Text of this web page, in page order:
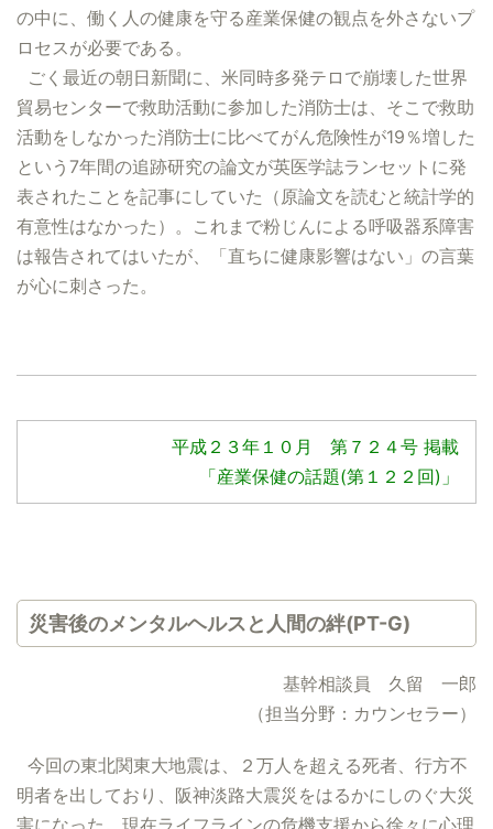
の中に、働く人の健康を守る産業保健の観点を外さないプ
ロセスが必要である。
ごく最近の朝日新聞に、米同時多発テロで崩壊した世界
貿易センターで救助活動に参加した消防士は、そこで救助
活動をしなかった消防士に比べてがん危険性が19％増した
という7年間の追跡研究の論文が英医学誌ランセットに発
表されたことを記事にしていた（原論文を読むと統計学的
有意性はなかった）。これまで粉じんによる呼吸器系障害
は報告されてはいたが、「直ちに健康影響はない」の言葉
が心に刺さった。
平成２３年１０月 第７２４号 掲載
「産業保健の話題(第１２２回)」
災害後のメンタルヘルスと人間の絆(PT-G)
基幹相談員 久留 一郎
（担当分野：カウンセラー）
今回の東北関東大地震は、２万人を超える死者、行方不
明者を出しており、阪神淡路大震災をはるかにしのぐ大災
害になった。現在ライフラインの危機支援から徐々に心理